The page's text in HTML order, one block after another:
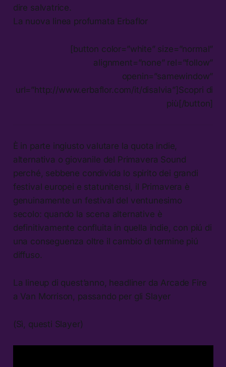
dire salvatrice.
La nuova linea profumata Erbaflor
[button color=”white” size=”normal”
alignment=”none” rel=”follow”
openin=”samewindow”
url=”http://www.erbaflor.com/it/disalvia”]Scopri di
più[/button]
È in parte ingiusto valutare la quota indie,
alternativa o giovanile del Primavera Sound
perché, sebbene condivida lo spirito dei grandi
festival europei e statunitensi, il Primavera è
genuinamente un festival del ventunesimo
secolo: quando la scena alternative è
definitivamente confluita in quella indie, con piú di
una conseguenza oltre il cambio di termine piú
diffuso.
La lineup di quest’anno, headliner da Arcade Fire
a Van Morrison, passando per gli Slayer
(Sì, questi Slayer)